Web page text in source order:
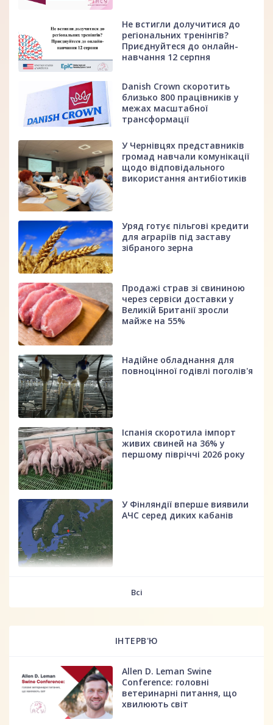
Не встигли долучитися до
регіональних тренінгів?
Приєднуйтеся до онлайн-
навчання 12 серпня
Danish Crown скоротить
близько 800 працівників у
межах масштабної
трансформації
У Чернівцях представників
громад навчали комунікації
щодо відповідального
використання антибіотиків
Уряд готує пільгові кредити
для аграріїв під заставу
зібраного зерна
Продажі страв зі свининою
через сервіси доставки у
Великій Британії зросли
майже на 55%
Надійне обладнання для
повноцінної годівлі поголів'я
Іспанія скоротила імпорт
живих свиней на 36% у
першому півріччі 2026 року
У Фінляндії вперше виявили
АЧС серед диких кабанів
Всі
ІНТЕРВ'Ю
Allen D. Leman Swine
Conference: головні
ветеринарні питання, що
хвилюють світ